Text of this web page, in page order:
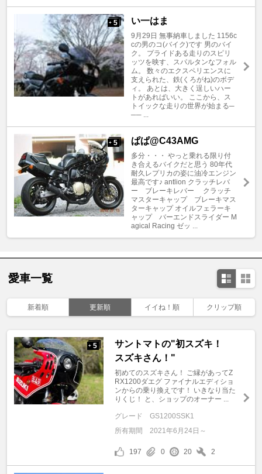
+ 5 い一はま
9月29日 無事納車しました 1156c
cの男のコ(バイク)です 男のバイ
ク。 プライドある走りのスピリ
ッツを映す、スパルタンなフォル
ム。 数々のエクスペリエンスに
支えられた、鉄(くろがね)のボデ
ィ。 あとは、大きく逞しいハー
トがあればいい。 ここから、ス
トイックな走りの世界が始まる─
── ...
+ 5 ぱぱ@C43AMG
多分・・・ やっと乗れる限り付
き合えるバイクだと思う 80年代
耐久レプリカの姿に油冷エンジン
最高です♪ antlion クラッチレバ
ー ブレーキレバー クラッチ
マスターキャップ ブレーキマス
ターキャップ オイルフェラーキ
ャップ バーエンドスライダー M
agical Racing ゼッ ...
愛車一覧
新着順 更新順 イイね！順 クリップ順
+ 5
サントマトの"初スズキ！
スズキさん！"
初めてのスズキさん！ ご縁があってZ
RX1200ダエグ ファイナルエディショ
ンからの乗り換えです！ いきなり当た
りくじ！ と、ショップのオーナー ...
グレード
GS1200SSK1
所有期間
2021年6月24日～
197 0 20 2